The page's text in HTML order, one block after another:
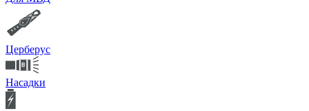
Церберус
Насадки